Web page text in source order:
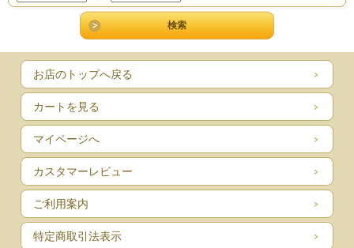
お店のトップへ戻る
カートを見る
マイページへ
カスタマーレビュー
ご利用案内
特定商取引法表示